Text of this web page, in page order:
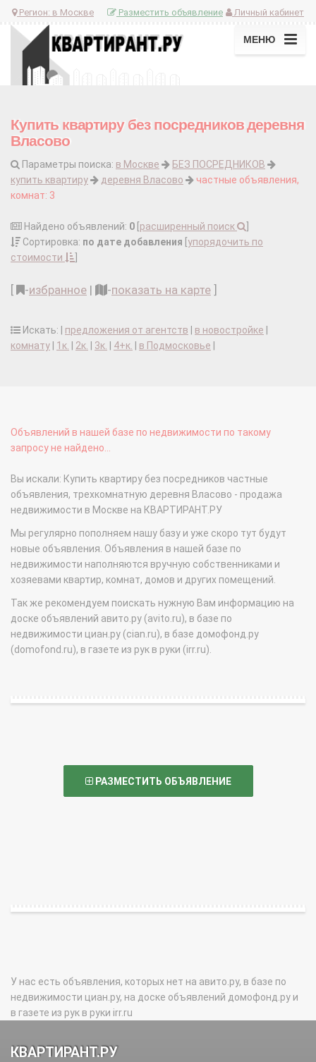
Регион: в Москве Личный кабинет
Разместить объявление
МЕНЮ
Купить квартиру без посредников деревня
Власово
Параметры поиска: в Москве
БЕЗ ПОСРЕДНИКОВ
купить квартиру
деревня Власово
частные объявления,
комнат: 3
Найдено объявлений: 0 расширенный поиск
Сортировка: по дате добавления упорядочить по
стоимости
-избранное | -показать на карте
Искать: | предложения от агентств в новостройке
комнату
1к. 2к. 3к. 4+к. в Подмосковье
Объявлений в нашей базе по недвижимости по такому
запросу не найдено...
Вы искали: Купить квартиру без посредников частные
объявления, трехкомнатную деревня Власово - продажа
недвижимости в Москве на КВАРТИРАНТ.РУ
Мы регулярно пополняем нашу базу и уже скоро тут будут
новые объявления. Объявления в нашей базе по
недвижимости наполняются вручную собственниками и
хозяевами квартир, комнат, домов и других помещений.
Так же рекомендуем поискать нужную Вам информацию на
доске объявлений авито.ру (avito.ru), в базе по
недвижимости циан.ру (cian.ru), в базе домофонд.ру
(domofond.ru), в газете из рук в руки (irr.ru).
РАЗМЕСТИТЬ ОБЪЯВЛЕНИЕ
У нас есть объявления, которых нет на авито.ру, в базе по
недвижимости циан.ру, на доске объявлений домофонд.ру и
в газете из рук в руки irr.ru
КВАРТИРАНТ.РУ